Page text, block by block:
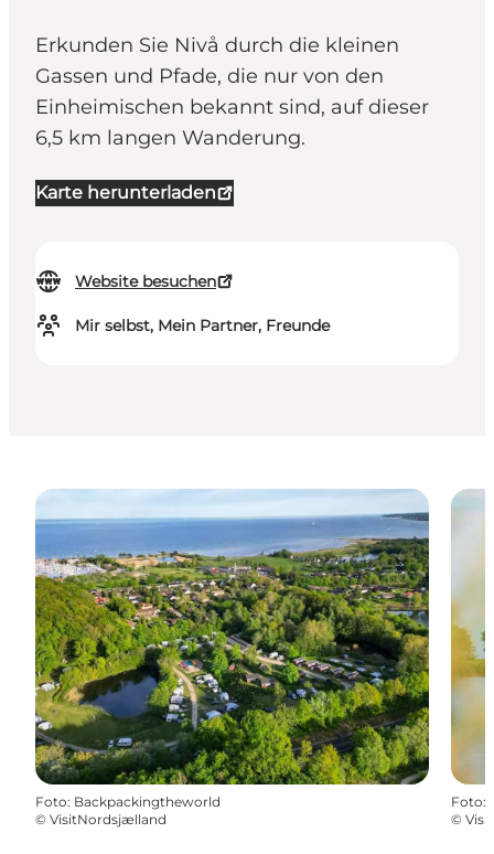
Erkunden Sie Nivå durch die kleinen
Gassen und Pfade, die nur von den
Einheimischen bekannt sind, auf dieser
6,5 km langen Wanderung.
Karte herunterladen
Website besuchen
Mir selbst, Mein Partner, Freunde
Foto: Backpackingtheworld
© VisitNordsjælland
Foto:
©